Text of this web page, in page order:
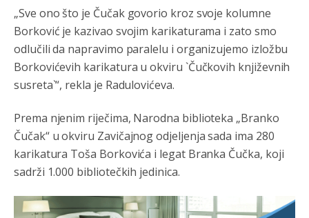
„Sve ono što je Čučak govorio kroz svoje kolumne
Borković je kazivao svojim karikaturama i zato smo
odlučili da napravimo paralelu i organizujemo izložbu
Borkovićevih karikatura u okviru `Čučkovih književnih
susreta`“, rekla je Radulovićeva.
Prema njenim riječima, Narodna biblioteka „Branko
Čučak“ u okviru Zavičajnog odjeljenja sada ima 280
karikatura Toša Borkovića i legat Branka Čučka, koji
sadrži 1.000 bibliotečkih jedinica.